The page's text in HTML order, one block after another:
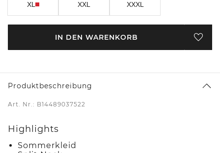
XL XXL XXXL
IN DEN WARENKORB
Produktbeschreibung
Art. Nr.: B14489037522
Highlights
Sommerkleid